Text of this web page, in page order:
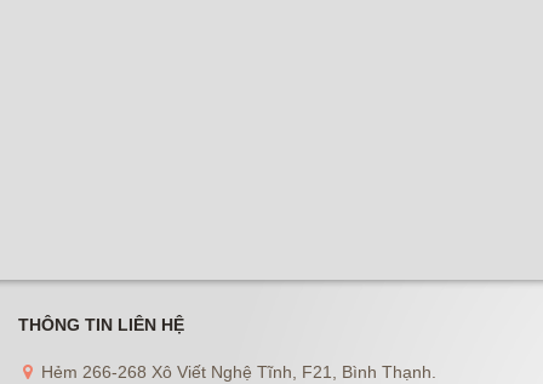
THÔNG TIN LIÊN HỆ
Hẻm 266-268 Xô Viết Nghệ Tĩnh, F21, Bình Thạnh.